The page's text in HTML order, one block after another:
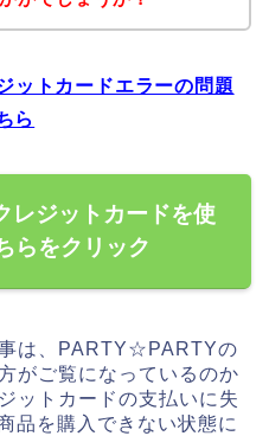
トカードエラーの問題
ら
ジットカードを使
らをクリック
は、PARTY☆PARTYの
がご覧になっているのか
ットカードの支払いに失
を購入できない状態に